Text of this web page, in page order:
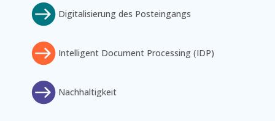
 Digitalisierung des Posteingangs
 Intelligent Document Processing (IDP)
 Nachhaltigkeit